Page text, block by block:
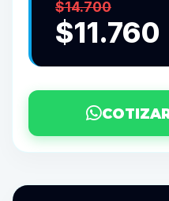
$14.700
$11.760